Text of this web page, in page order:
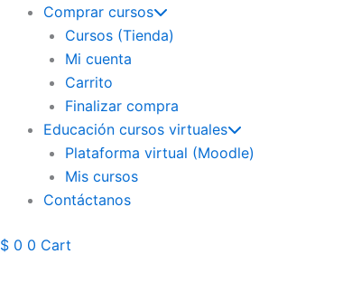
Comprar cursos
Cursos (Tienda)
Mi cuenta
Carrito
Finalizar compra
Educación cursos virtuales
Plataforma virtual (Moodle)
Mis cursos
Contáctanos
$ 0 0 Cart